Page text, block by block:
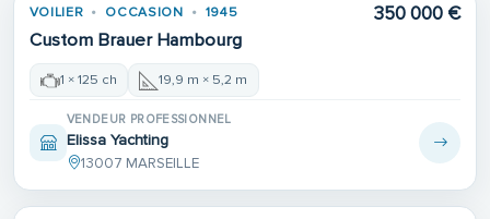
VOILIER OCCASION 1945
Custom Brauer Hambourg
350 000 €
1 × 125 ch 19,9 m × 5,2 m
VENDEUR PROFESSIONNEL
Elissa Yachting
13007 MARSEILLE